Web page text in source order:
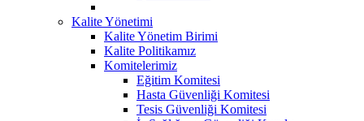
Kalite Yönetimi
Kalite Yönetim Birimi
Kalite Politikamız
Komitelerimiz
Eğitim Komitesi
Hasta Güvenliği Komitesi
Tesis Güvenliği Komitesi